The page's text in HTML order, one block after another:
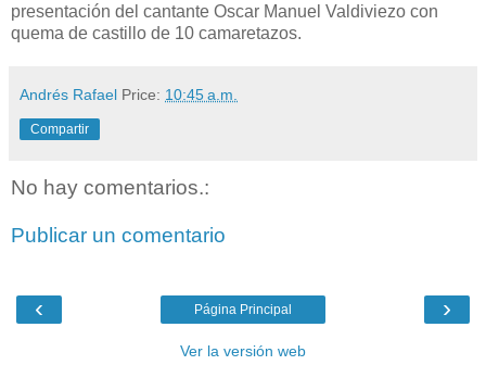
presentación del cantante Oscar Manuel Valdiviezo con
quema de castillo de 10 camaretazos.
Andrés Rafael Price: 10:45 a.m.
Compartir
No hay comentarios.:
Publicar un comentario
‹ ›
Página Principal
Ver la versión web